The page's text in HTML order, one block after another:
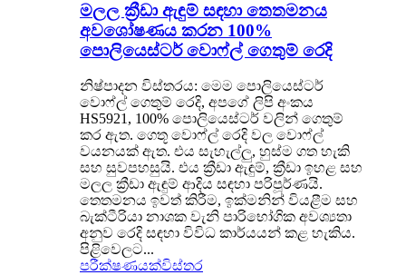
මලල ක්‍රීඩා ඇඳුම් සඳහා තෙතමනය
අවශෝෂණය කරන 100%
පොලියෙස්ටර් වොෆ්ල් ගෙතුම් රෙදි
නිෂ්පාදන විස්තරය: මෙම පොලියෙස්ටර්
වොෆ්ල් ගෙතුම් රෙදි, අපගේ ලිපි අංකය
HS5921, 100% පොලියෙස්ටර් වලින් ගෙතුම්
කර ඇත. ගෙතූ වොෆ්ල් රෙදි වල වොෆ්ල්
වයනයක් ඇත. එය සැහැල්ලු, හුස්ම ගත හැකි
සහ සුවපහසුයි. එය ක්‍රීඩා ඇඳුම්, ක්‍රීඩා ඉහළ සහ
මලල ක්‍රීඩා ඇඳුම් ආදිය සඳහා පරිපූර්ණයි.
තෙතමනය ඉවත් කිරීම, ඉක්මනින් වියළීම සහ
බැක්ටීරියා නාශක වැනි පාරිභෝගික අවශ්‍යතා
අනුව රෙදි සඳහා විවිධ කාර්යයන් කළ හැකිය.
පිළිවෙලට...
පරීක්ෂණයක්විස්තර